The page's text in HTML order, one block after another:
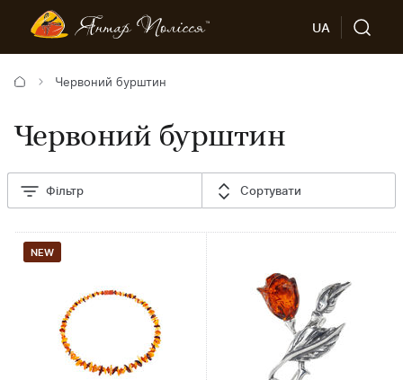
UA
Червоний бурштин
Червоний бурштин
Фільтр Сортувати
NEW